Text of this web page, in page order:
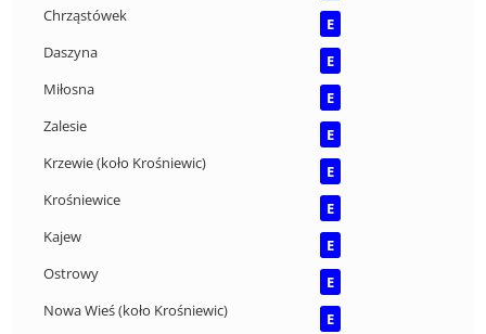
Chrząstówek
E
Daszyna
E
Miłosna
E
Zalesie
E
Krzewie (koło Krośniewic)
E
Krośniewice
E
Kajew
E
Ostrowy
E
Nowa Wieś (koło Krośniewic)
E